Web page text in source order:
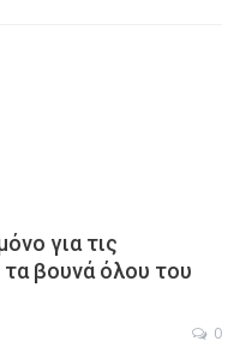
για τις
τα βουνά όλου του
0